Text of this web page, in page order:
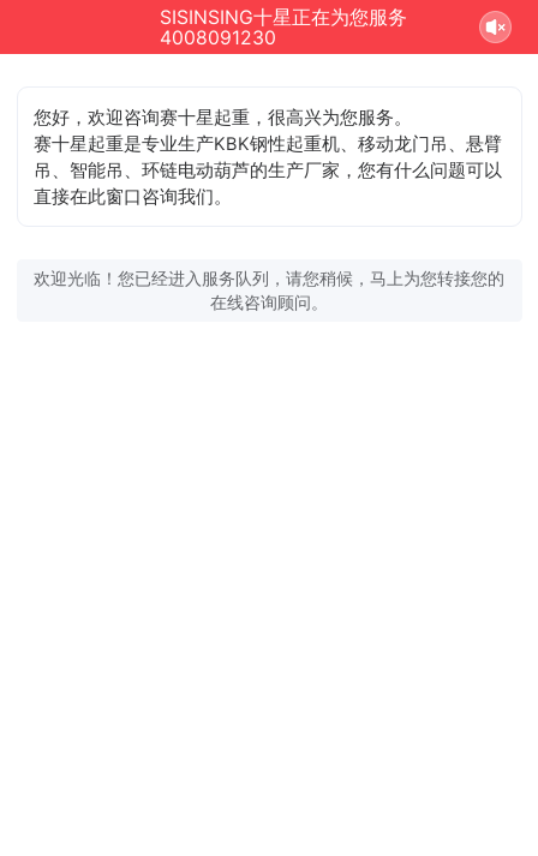
SISINSING十星正在为您服务
4008091230
您好，欢迎咨询赛十星起重，很高兴为您服务。
赛十星起重是专业生产KBK钢性起重机、移动龙门吊、悬臂
吊、智能吊、环链电动葫芦的生产厂家，您有什么问题可以
直接在此窗口咨询我们。
欢迎光临！您已经进入服务队列，请您稍候，马上为您转接您的
在线咨询顾问。